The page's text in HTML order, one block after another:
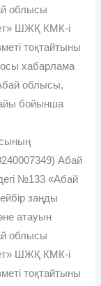
облысы
ШЖҚ КМК-і
тоқтайтыны
хабарлама
облысы,
бойынша
Абай
№133 «Абай
заңды
атауын
облысы
ШЖҚ КМК-і
тоқтайтыны